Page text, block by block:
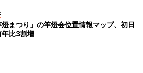
燈まつり」の竿燈会位置情報マップ、初日
比3割増